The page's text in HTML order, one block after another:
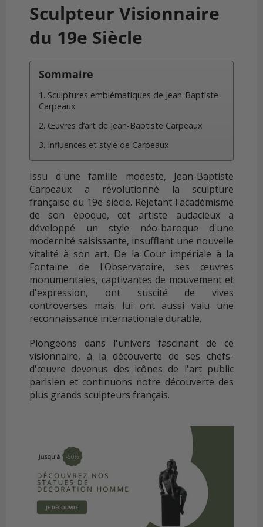
Sculpteur Visionnaire
du 19e Siècle
Sommaire
1. Sculptures emblématiques de Jean-Baptiste
Carpeaux
2. Œuvres d’art de Jean-Baptiste Carpeaux
3. Influences et style de Carpeaux
Issu d'une famille modeste, Jean-Baptiste
Carpeaux a révolutionné la sculpture
française du 19e siècle. Rejetant l'académisme
de son époque, cet artiste audacieux a
développé un style néo-baroque d'une
modernité saisissante, insufflant une nouvelle
vitalité à son art. De la Cour impériale à la
Fontaine de l'Observatoire, ses œuvres
monumentales, captivantes de mouvement et
d'expression, ont suscité de vives
controverses mais lui ont aussi valu une
reconnaissance internationale durable.
Plongeons dans l'univers fascinant de ce
visionnaire, à la découverte de ses chefs-
d'œuvre devenus des icônes de l'art public
parisien et continuons notre découverte des
plus grands sculpteurs français.